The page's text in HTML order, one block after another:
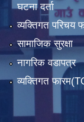
घटना दर्ता
व्यक्तिगत परिचय
सामाजिक सुरक्षा
नागरिक वडापत्र
व्यक्तिगत